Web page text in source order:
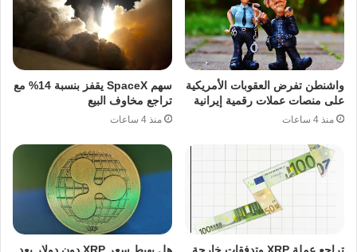
واشنطن تفرض العقوبات الأمريكية
على منصات عملات رقمية إيرانية
منذ 4 ساعات
سهم SpaceX يقفز بنسبة 14% مع
تراجع مخاوف البيع
منذ 4 ساعات